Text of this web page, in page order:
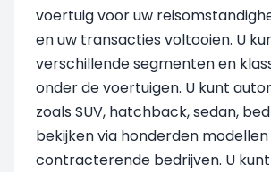
voertuig voor uw
en uw transacties voltooien. U
verschillende segmenten en
onder de voertuigen. U kunt
zoals SUV, hatchback, sedan,
bekijken via honderden modellen
contracterende bedrijven. U